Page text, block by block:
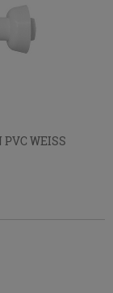
PVC WEISS